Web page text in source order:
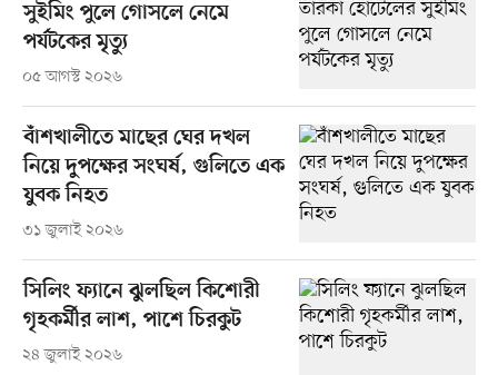
সুইমিং পুলে গোসলে নেমে
পর্যটকের মৃত্যু
০৫ আগস্ট ২০২৬
বাঁশখালীতে মাছের ঘের দখল
নিয়ে দুপক্ষের সংঘর্ষ, গুলিতে এক
যুবক নিহত
৩১ জুলাই ২০২৬
সিলিং ফ্যানে ঝুলছিল কিশোরী
গৃহকর্মীর লাশ, পাশে চিরকুট
২৪ জুলাই ২০২৬